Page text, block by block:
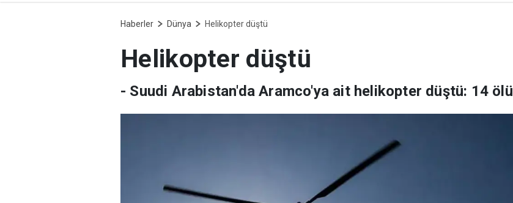
Haberler Dünya Helikopter düştü
Helikopter düştü
- Suudi Arabistan'da Aramco'ya ait helikopter düştü: 14 ölü